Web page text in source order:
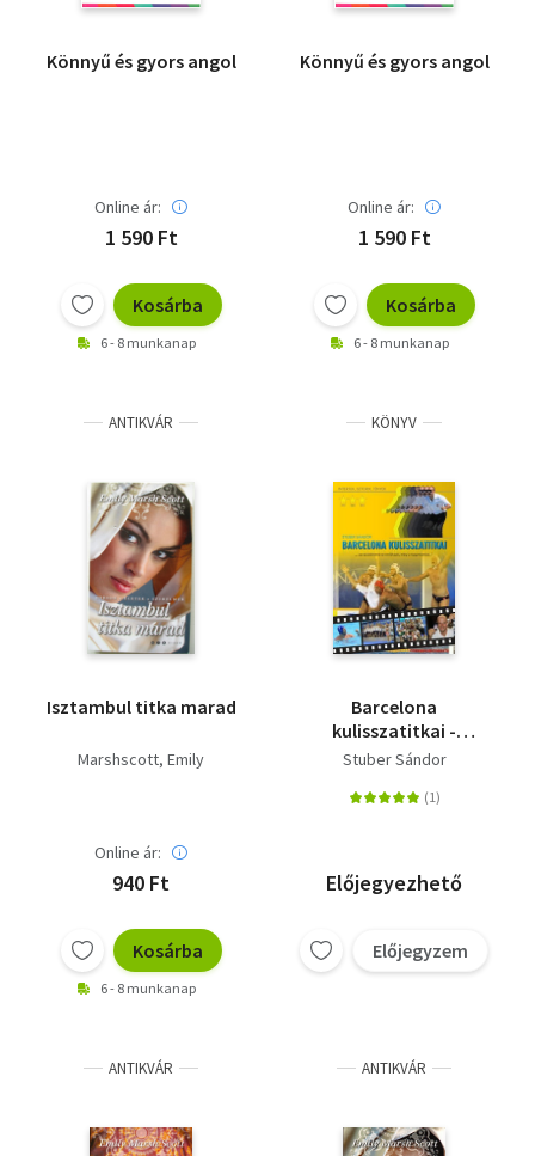
Könnyű és gyors angol
Online ár:
1 590 Ft
Kosárba
6 - 8 munkanap
Könnyű és gyors angol
Online ár:
1 590 Ft
Kosárba
6 - 8 munkanap
ANTIKVÁR
Isztambul titka marad
Marshscott, Emily
Online ár:
940 Ft
Kosárba
6 - 8 munkanap
KÖNYV
Barcelona
kulisszatitkai -
Interjúk, sztorik,
Stuber Sándor
Előjegyezhető
Előjegyzem
ANTIKVÁR ANTIKVÁR